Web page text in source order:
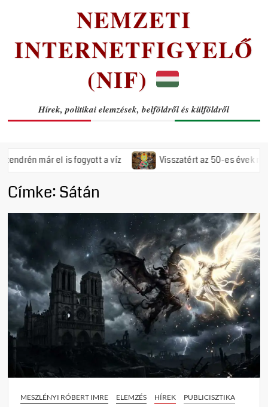
NEMZETI
INTERNETFIGYELŐ
(NIF)
Hírek, politikai elemzések, belföldről és külföldről
már el is fogyott a víz Visszatért az 50-es évek
Címke:Sátán
MESZLÉNYI RÓBERT IMRE ELEMZÉS HÍREK PUBLICISZTIKA